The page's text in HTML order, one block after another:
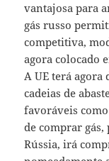
vantajosa para
gás russo
competitiva,
agora colocado
A UE terá
cadeias de
favoráveis
de comprar
Rússia, irá